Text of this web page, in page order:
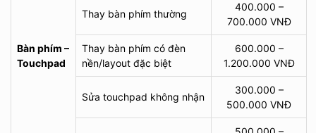
Bàn phím –
Touchpad
Thay bàn phím thường
400.000 –
700.000 VNĐ
Thay bàn phím có đèn
nền/layout đặc biệt
600.000 –
1.200.000 VNĐ
Sửa touchpad không nhận
300.000 –
500.000 VNĐ